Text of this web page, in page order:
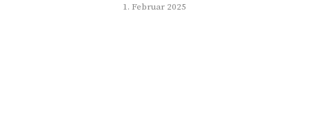
1. Februar 2025